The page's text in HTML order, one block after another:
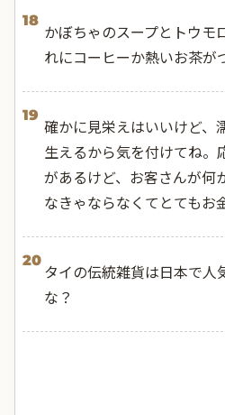
18
かぼちゃのスープとトウ
れにコーヒーか熱いお茶が
19
確かに見栄えはいいけど、
生えるから気を付けてね。
があるけど、お客さんが何
なきゃならなくてとてもお
20
タイの伝統雑貨は日本で人
な？